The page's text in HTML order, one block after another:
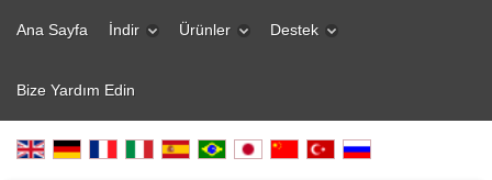
Ana Sayfa İndir Ürünler Destek
Bize Yardım Edin